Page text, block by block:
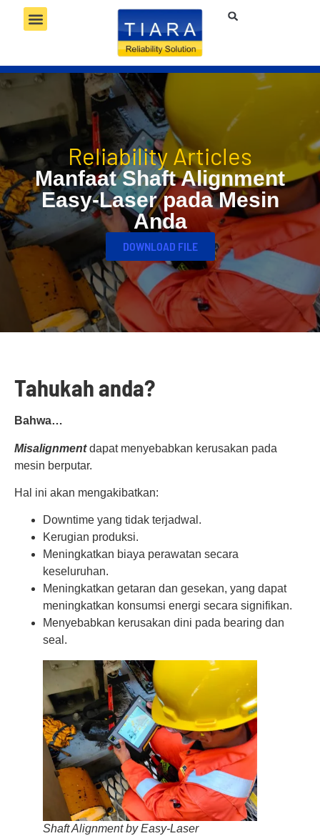
Reliability Articles
Manfaat Shaft Alignment
Easy-Laser pada Mesin
Anda
DOWNLOAD FILE
Tahukahanda?
Bahwa…
Misalignmentdapat menyebabkan kerusakan pada
mesin berputar.
Hal ini akan mengakibatkan:
Downtime yang tidak terjadwal.
Kerugian produksi.
Meningkatkan biaya perawatan secara
keseluruhan.
Meningkatkan getaran dan gesekan, yang dapat
meningkatkan konsumsi energi secara signifikan.
Menyebabkan kerusakan dini pada bearing dan
seal.
Shaft Alignment by Easy-Laser